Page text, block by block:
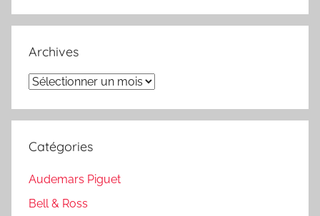
Archives
Archives
Catégories
Audemars Piguet
Bell & Ross